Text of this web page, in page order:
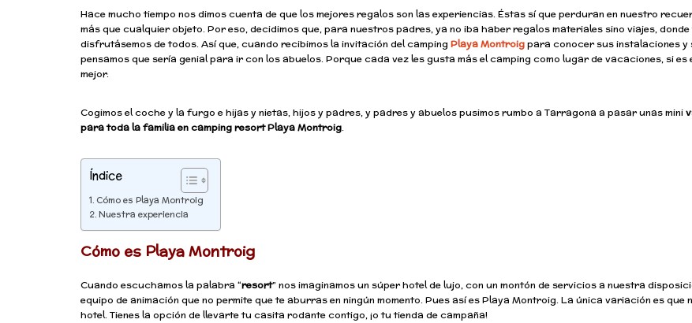
Hace mucho tiempo nos dimos cuenta de que los mejores regalos son las experiencias. Éstas sí que perduran en nuestro
más que cualquier objeto. Por eso, decidimos que, para nuestros padres, ya no iba haber regalos materiales sino viajes,
disfrutásemos de todos. Así que, cuando recibimos la invitación del camping Playa Montroigpara conocer sus instalaciones y
pensamos que sería genial para ir con los abuelos. Porque cada vez les gusta más el camping como lugar de vacaciones, si es
mejor.
Cogimos el coche y la furgo e hijas y nietas, hijos y padres, y padres y abuelos pusimos rumbo a Tarragona a pasar unas mini
para toda la familia en camping resort Playa Montroig.
Índice
Cómo es Playa Montroig
Nuestra experiencia
Cómo es Playa Montroig
Cuando escuchamos la palabra “resort” nos imaginamos un súper hotel de lujo, con un montón de servicios a nuestra
equipo de animación que no permite que te aburras en ningún momento. Pues así es Playa Montroig. La única variación es que
hotel. Tienes la opción de llevarte tu casita rodante contigo, ¡o tu tienda de campaña!